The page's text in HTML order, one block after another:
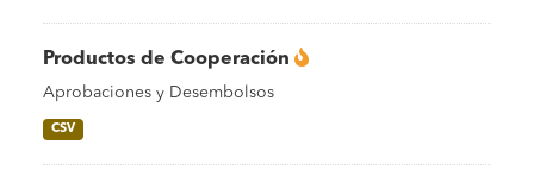
Productos de Cooperación
Aprobaciones y Desembolsos
CSV